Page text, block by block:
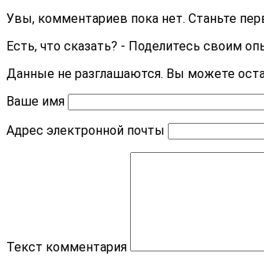
Увы, комментариев пока нет. Станьте
Есть, что сказать? - Поделитесь своим
Данные не разглашаются. Вы можете
Ваше имя
Адрес электронной почты
Текст комментария